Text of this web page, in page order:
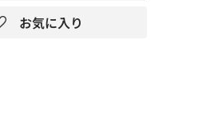
お気に入り